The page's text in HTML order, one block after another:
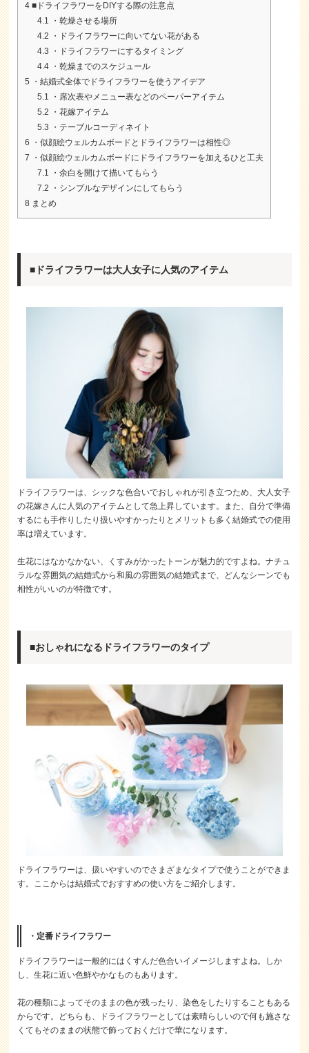
4 ■ドライフラワーをDIYする際の注意点
4.1
・乾燥させる場所
4.2
・ドライフラワーに向いてない花がある
4.3
・ドライフラワーにするタイミング
4.4 ・乾燥までのスケジュール
5
・結婚式全体でドライフラワーを使うアイデア
5.1
・席次表やメニュー表などのペーパーアイテム
5.2
・花嫁アイテム
5.3
・テーブルコーディネイト
6
・似顔絵ウェルカムボードとドライフラワーは相性◎
7
・似顔絵ウェルカムボードにドライフラワーを加えるひと工夫
7.1
・余白を開けて描いてもらう
7.2
・シンプルなデザインにしてもらう
8 まとめ
■ドライフラワーは大人女子に人気のアイテム
ドライフラワーは、シックな色合いでおしゃれが引き立つため、大人女子
の花嫁さんに人気のアイテムとして急上昇しています。また、自分で準備
するにも手作りしたり扱いやすかったりとメリットも多く結婚式での使用
率は増えています。
生花にはなかなかない、くすみがかったトーンが魅力的ですよね。ナチュ
ラルな雰囲気の結婚式から和風の雰囲気の結婚式まで、どんなシーンでも
相性がいいのが特徴です。
■おしゃれになるドライフラワーのタイプ
ドライフラワーは、扱いやすいのでさまざまなタイプで使うことができま
す。ここからは結婚式でおすすめの使い方をご紹介します。
・定番ドライフラワー
ドライフラワーは一般的にはくすんだ色合いイメージしますよね。しか
し、生花に近い色鮮やかなものもあります。
花の種類によってそのままの色が残ったり、染色をしたりすることもある
からです。どちらも、ドライフラワーとしては素晴らしいので何も施さな
くてもそのままの状態で飾っておくだけで華になります。